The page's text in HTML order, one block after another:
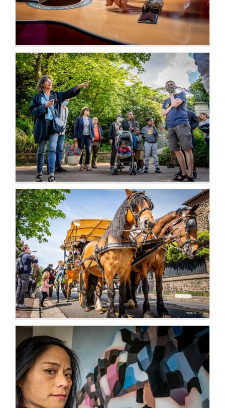
Démocratie locale,
concertations
Vernissages, portes ouvertes
Artistes & artisans